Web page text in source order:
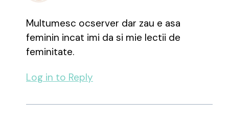
Multumesc ocserver dar zau e asa
feminin incat imi da si mie lectii de
feminitate.
Log in to Reply